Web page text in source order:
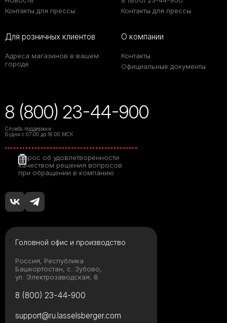
Контакты для прессы
Контакты для прессы
Для розничных клиентов
Адреса магазинов в вашем
городе
О компании
Контакты
Официальные документы
8 (800) 23-44-900
Служба поддержки
Будни с 07:00 до 16:00 МСК
Опрос об удовлетворенности
качеством решения вопросов
при обращении в компанию
Головной офис и производство
Россия, Республика
Башкортостан, с. Зубово,
ул. Электрозаводская, 8
8 (800) 23-44-900
support@ru.lasselsberger.com